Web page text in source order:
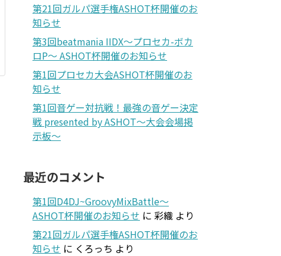
第21回ガルパ選手権ASHOT杯開催のお
知らせ
第3回beatmania IIDX～プロセカ-ボカ
ロP～ ASHOT杯開催のお知らせ
第1回プロセカ大会ASHOT杯開催のお
知らせ
第1回音ゲー対抗戦！最強の音ゲー決定
戦 presented by ASHOT～大会会場掲
示板～
最近のコメント
第1回D4DJ~GroovyMixBattle～
ASHOT杯開催のお知らせ に 彩織 より
第21回ガルパ選手権ASHOT杯開催のお
知らせ に くろっち より